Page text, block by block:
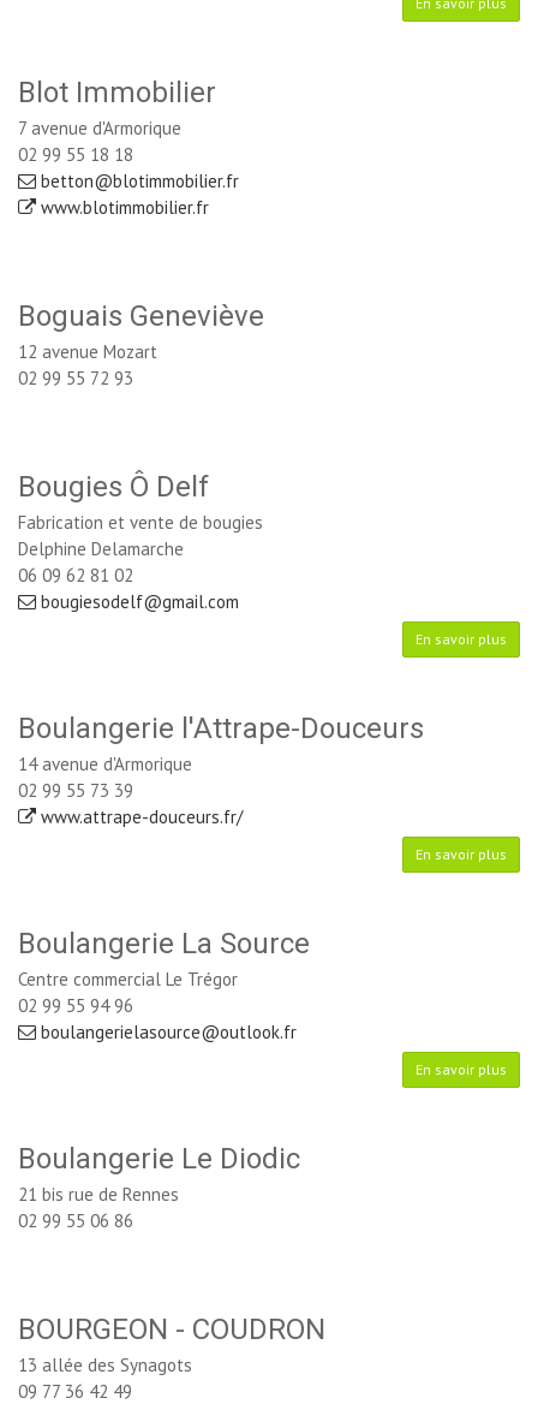
Blot Immobilier
7 avenue d'Armorique
02 99 55 18 18
betton@blotimmobilier.fr
www.blotimmobilier.fr
Boguais Geneviève
12 avenue Mozart
02 99 55 72 93
Bougies Ô Delf
Fabrication et vente de bougies
Delphine Delamarche
06 09 62 81 02
bougiesodelf@gmail.com
En savoir plus
Boulangerie l'Attrape-Douceurs
14 avenue d'Armorique
02 99 55 73 39
www.attrape-douceurs.fr/
En savoir plus
Boulangerie La Source
Centre commercial Le Trégor
02 99 55 94 96
boulangerielasource@outlook.fr
En savoir plus
Boulangerie Le Diodic
21 bis rue de Rennes
02 99 55 06 86
BOURGEON - COUDRON
13 allée des Synagots
09 77 36 42 49